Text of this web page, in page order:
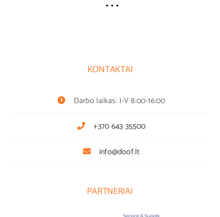
KONTAKTAI
Darbo laikas: I-V 8:00-16:00
+370 643 35500
info@doof.lt
PARTNERIAI